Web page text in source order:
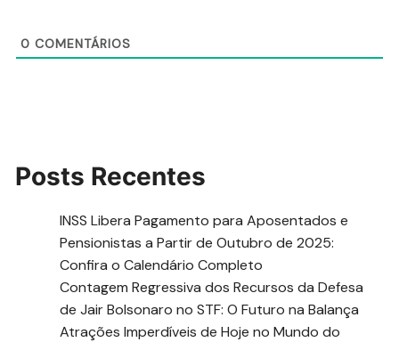
0 COMENTÁRIOS
Posts Recentes
INSS Libera Pagamento para Aposentados e
Pensionistas a Partir de Outubro de 2025:
Confira o Calendário Completo
Contagem Regressiva dos Recursos da Defesa
de Jair Bolsonaro no STF: O Futuro na Balança
Atrações Imperdíveis de Hoje no Mundo do